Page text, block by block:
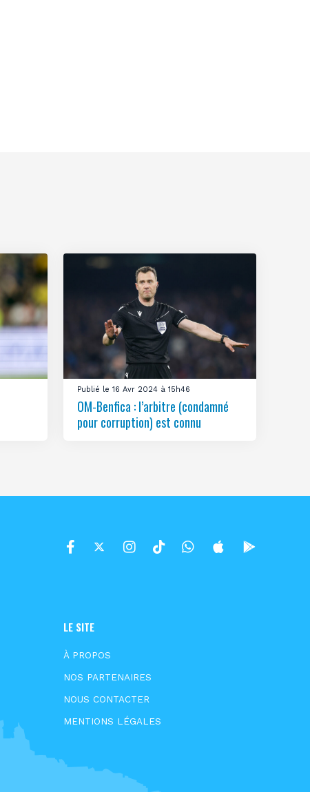
Publié le 16 Avr 2024 à 15h46
OM-Benfica : l’arbitre (condamné
pour corruption) est connu
LE SITE
À PROPOS
NOS PARTENAIRES
NOUS CONTACTER
MENTIONS LÉGALES